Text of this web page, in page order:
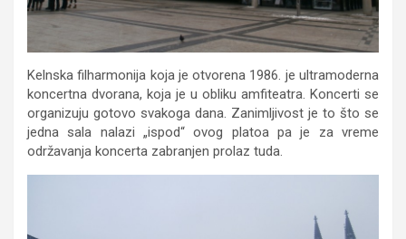
Kelnska filharmonija koja je otvorena 1986. je ultramoderna
koncertna dvorana, koja je u obliku amfiteatra. Koncerti se
organizuju gotovo svakoga dana. Zanimljivost je to što se
jedna sala nalazi „ispod“ ovog platoa pa je za vreme
održavanja koncerta zabranjen prolaz tuda.